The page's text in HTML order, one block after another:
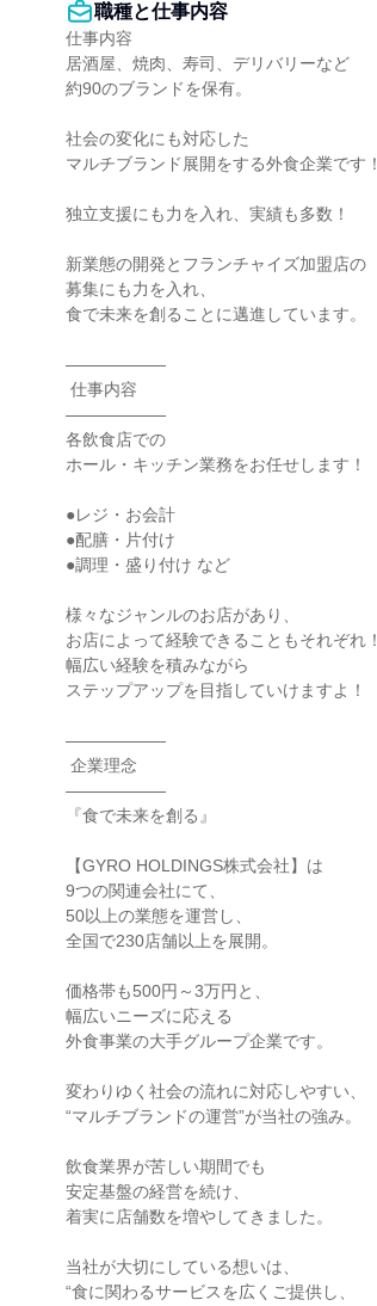
職種と仕事内容
仕事内容
居酒屋、焼肉、寿司、デリバリーなど
約90のブランドを保有。
社会の変化にも対応した
マルチブランド展開をする外食企業です！
独立支援にも力を入れ、実績も多数！
新業態の開発とフランチャイズ加盟店の
募集にも力を入れ、
食で未来を創ることに邁進しています。
――――――
――――――
各飲食店での
ホール・キッチン業務をお任せします！
●レジ・お会計
●配膳・片付け
●調理・盛り付け など
様々なジャンルのお店があり、
お店によって経験できることもそれぞれ！
幅広い経験を積みながら
ステップアップを目指していけますよ！
――――――
――――――
『食で未来を創る』
【GYRO HOLDINGS株式会社】は
9つの関連会社にて、
50以上の業態を運営し、
全国で230店舗以上を展開。
価格帯も500円～3万円と、
幅広いニーズに応える
外食事業の大手グループ企業です。
変わりゆく社会の流れに対応しやすい、
“マルチブランドの運営”が当社の強み。
飲食業界が苦しい期間でも
安定基盤の経営を続け、
着実に店舗数を増やしてきました。
当社が大切にしている想いは、
“食に関わるサービスを広くご提供し、